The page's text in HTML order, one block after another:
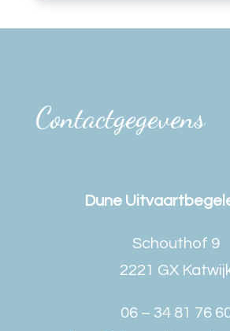
Contactgegevens
Dune
Schouthof 9
2221 GX
06 – 34 81 76